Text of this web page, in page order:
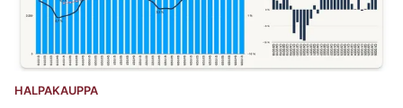
HALPAKAUPPA